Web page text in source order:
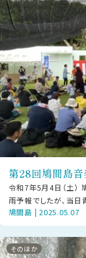
第28回鳩間島
令和7年5月4日（土）
雨予報でしたが、当日
鳩間島のグッズも多く販
鳩間島 | 2025.05.07
そのほか